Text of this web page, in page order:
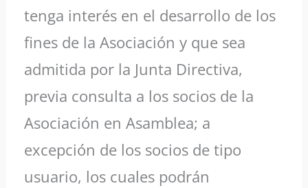
tenga interés en el desarrollo de los
fines de la Asociación y que sea
admitida por la Junta Directiva,
previa consulta a los socios de la
Asociación en Asamblea; a
excepción de los socios de tipo
usuario, los cuales podrán